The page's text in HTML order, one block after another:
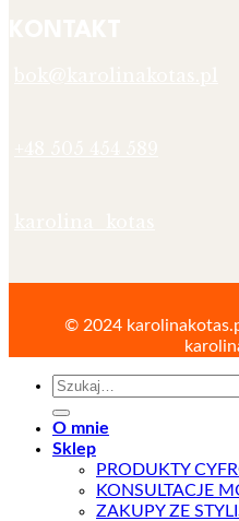
© 2024
Szukaj:
O mnie
Sklep
PRODUKTY
KONSULTACJE
ZAKUPY ZE